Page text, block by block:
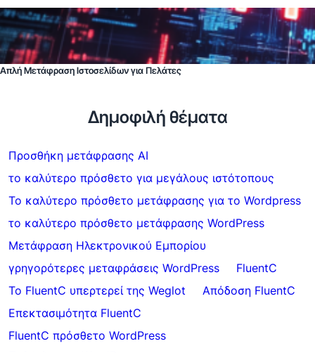
Απλή Μετάφραση Ιστοσελίδων για Πελάτες
Δημοφιλή θέματα
Προσθήκη μετάφρασης AI
το καλύτερο πρόσθετο για μεγάλους ιστότοπους
Το καλύτερο πρόσθετο μετάφρασης για το Wordpress
το καλύτερο πρόσθετο μετάφρασης WordPress
Μετάφραση Ηλεκτρονικού Εμπορίου
γρηγορότερες μεταφράσεις WordPress
FluentC
Το FluentC υπερτερεί της Weglot
Απόδοση FluentC
Επεκτασιμότητα FluentC
FluentC πρόσθετο WordPress